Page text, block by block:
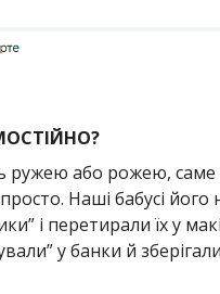
або рожею, саме
Наші бабусі
і перетирали їх у
у банки й